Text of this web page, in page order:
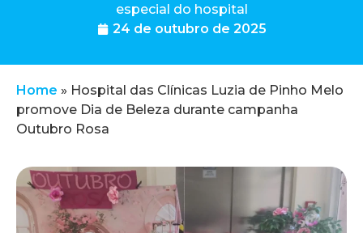
especial do hospital
24 de outubro de 2025
Home » Hospital das Clínicas Luzia de Pinho Melo
promove Dia de Beleza durante campanha
Outubro Rosa